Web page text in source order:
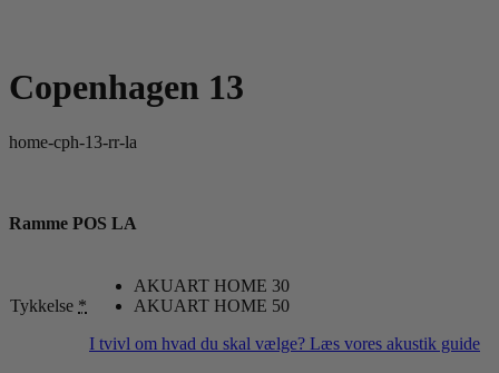
Copenhagen 13
home-cph-13-rr-la
Ramme POS LA
Tykkelse *
AKUART HOME 30
AKUART HOME 50
I tvivl om hvad du skal vælge? Læs vores akustik guide